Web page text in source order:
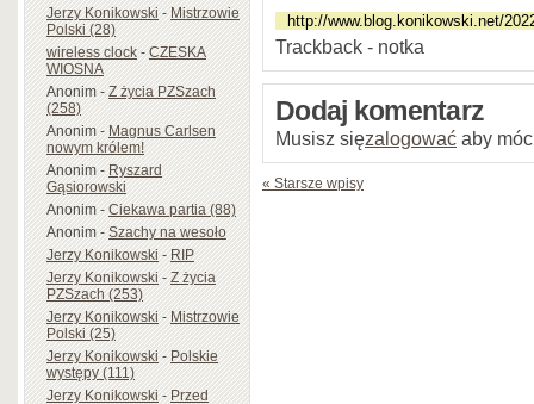
Jerzy Konikowski-Mistrzowie
Polski (28)
wireless clock-CZESKA
WIOSNA
Anonim-Z życia PZSzach
(258)
Anonim-Magnus Carlsen
nowym królem!
Anonim-Ryszard
Gąsiorowski
Anonim-Ciekawa partia (88)
Anonim-Szachy na wesoło
Jerzy Konikowski-RIP
Jerzy Konikowski-Z życia
PZSzach (253)
Jerzy Konikowski-Mistrzowie
Polski (25)
Jerzy Konikowski-Polskie
występy (111)
Jerzy Konikowski-Przed
Trackback - notka
Dodaj komentarz
Musisz sięzalogować aby
« Starsze wpisy